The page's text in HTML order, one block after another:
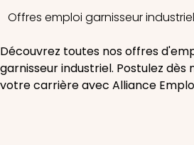
Offres emploi garnisseur
Découvrez toutes nos offres
garnisseur industriel. Postulez
votre carrière avec Alliance